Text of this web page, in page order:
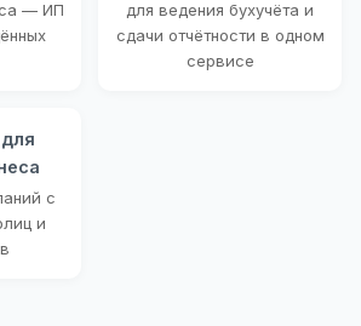
— ИП
для ведения бухучёта и
сдачи отчётности в одном
сервисе
с
и